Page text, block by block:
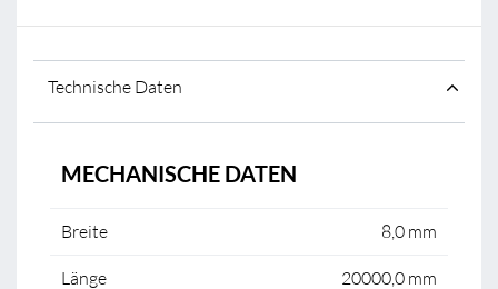
Technische Daten
MECHANISCHE DATEN
Breite 8,0 mm
Länge 20000,0 mm